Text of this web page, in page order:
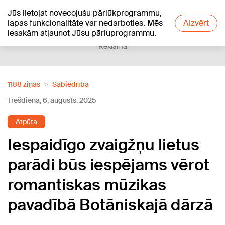
Jūs lietojat novecojušu pārlūkprogrammu,
lapas funkcionalitāte var nedarboties. Mēs
iesakām atjaunot Jūsu pārluprogrammu.
Aizvērt
+25°C
Reklāma
1188 ziņas
Sabiedrība
Trešdiena, 6. augusts, 2025
Atpūta
Iespaidīgo zvaigžņu lietus
parādi būs iespējams vērot
romantiskas mūzikas
pavadībā Botāniskajā dārzā